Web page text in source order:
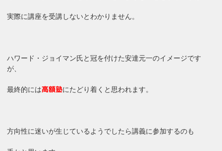
実際に講座を受講しないとわかりません。
ハワード・ジョイマン氏と冠を付けた安達元一のイメージです
が、
最終的には高額塾にたどり着くと思われます。
方向性に迷いが生じているようでしたら講義に参加するのも